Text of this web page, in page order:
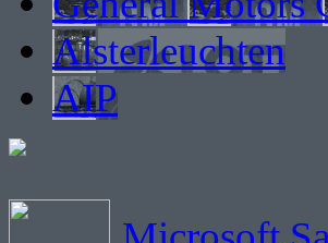
Alsterleuchten
AIP